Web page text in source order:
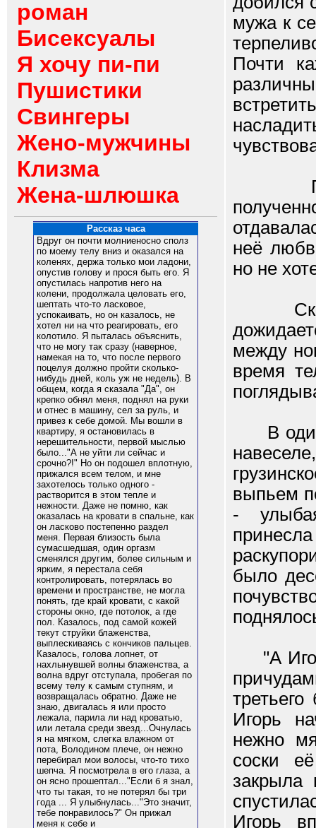
роман
Бисексуалы
Я хочу пи-пи
Пушистики
Свингеры
Жено-мужчины
Клизма
Жена-шлюшка
Рассказ часа
Вдруг он почти молниеносно сполз
по моему телу вниз и оказался на
коленях, держа только мои ладони,
опустив голову и прося быть его. Я
опустилась напротив него на
колени, продолжала целовать его,
шептать что-то ласковое,
успокаивать, но он казалось, не
хотел ни на что реагировать, его
колотило. Я пыталась объяснить,
что не могу так сразу (наверное,
намекая на то, что после первого
поцелуя должно пройти сколько-
нибудь дней, коль уж не недель). В
общем, когда я сказала "Да", он
крепко обнял меня, поднял на руки
и отнес в машину, сел за руль, и
привез к себе домой. Мы вошли в
квартиру, я остановилась в
нерешительности, первой мыслью
было..."А не уйти ли сейчас и
срочно?!" Но он подошел вплотную,
прижался всем телом, и мне
захотелось только одного -
растворится в этом тепле и
нежности. Даже не помню, как
оказалась на кровати в спальне, как
он ласково постепенно раздел
меня. Первая близость была
сумасшедшая, один оргазм
сменялся другим, более сильным и
ярким, я перестала себя
контролировать, потерялась во
времени и пространстве, не могла
понять, где край кровати, с какой
стороны окно, где потолок, а где
пол. Казалось, под самой кожей
текут струйки блаженства,
выплескиваясь с кончиков пальцев.
Казалось, голова лопнет, от
нахлынувшей волны блаженства, а
волна вдруг отступала, пробегая по
всему телу к самым ступням, и
возвращалась обратно. Даже не
знаю, двигалась я или просто
лежала, парила ли над кроватью,
или летала среди звезд...Очнулась
я на мягком, слегка влажном от
пота, Володином плече, он нежно
перебирал мои волосы, что-то тихо
шепча. Я посмотрела в его глаза, а
он ясно прошептал..."Если б я знал,
что ты такая, то не потерял бы три
года ... Я улыбнулась..."Это значит,
тебе понравилось?" Он прижал
меня к себе и
мужа к
Почти
неё
но не
Скоро
между
время
В один
выпьем
-
было
"А
Игорь
нежно
соски
закрыла
Игорь